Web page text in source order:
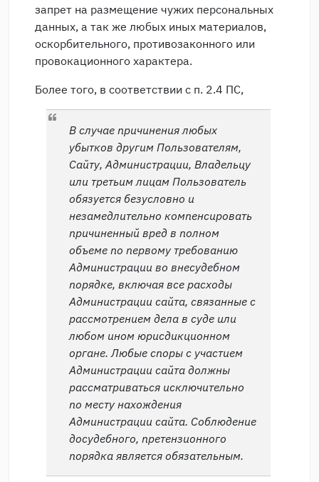
запрет на размещение чужих персональных
данных, а так же любых иных материалов,
оскорбительного, противозаконного или
провокационного характера.
Более того, в соответствии с п. 2.4 ПС,
В случае причинения любых
убытков другим Пользователям,
Сайту, Администрации, Владельцу
или третьим лицам Пользователь
обязуется безусловно и
незамедлительно компенсировать
причиненный вред в полном
объеме по первому требованию
Администрации во внесудебном
порядке, включая все расходы
Администрации сайта, связанные с
рассмотрением дела в суде или
любом ином юрисдикционном
органе. Любые споры с участием
Администрации сайта должны
рассматриваться исключительно
по месту нахождения
Администрации сайта. Соблюдение
досудебного, претензионного
порядка является обязательным.